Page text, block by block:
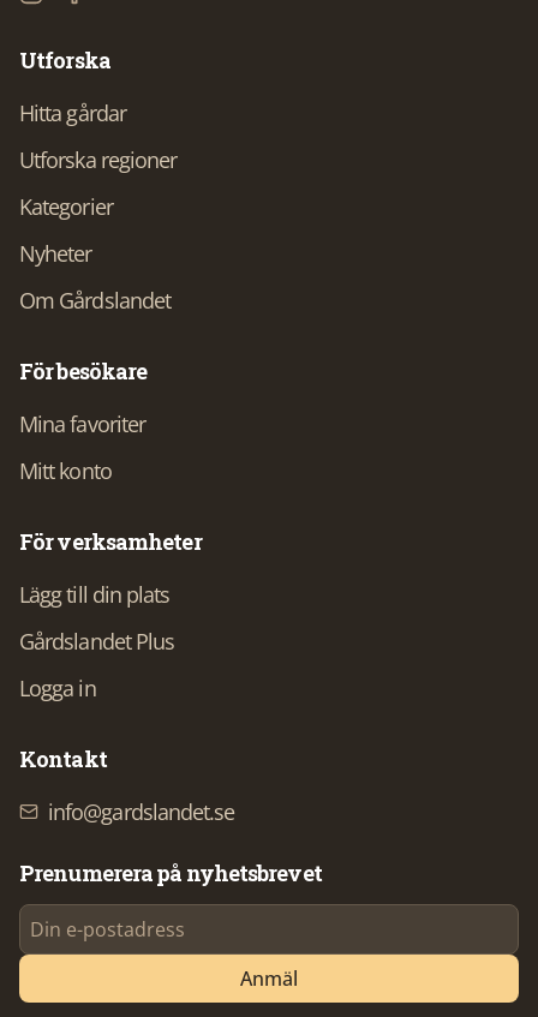
Utforska
Hitta gårdar
Utforska regioner
Kategorier
Nyheter
Om Gårdslandet
För besökare
Mina favoriter
Mitt konto
För verksamheter
Lägg till din plats
Gårdslandet Plus
Logga in
Kontakt
info@gardslandet.se
Prenumerera på nyhetsbrevet
Anmäl